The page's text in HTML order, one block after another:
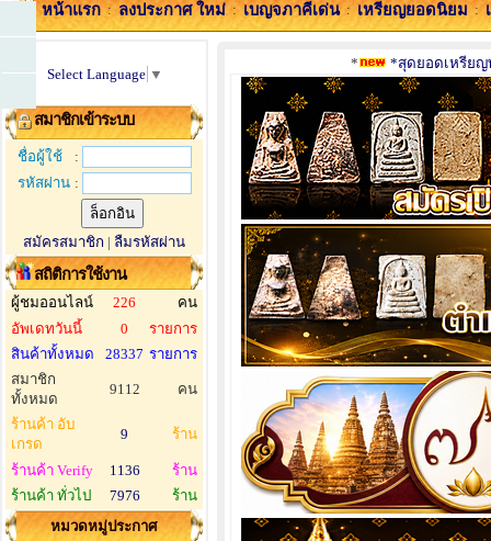
หน้าแรก : ลงประกาศ ใหม่ : เบญจภาคีเด่น : เหรียญยอดนิยม :
Select Language ▼
สมาชิกเข้าระบบ
ชื่อผู้ใช้
:
รหัสผ่าน :
สมัครสมาชิก | ลืมรหัสผ่าน
สถิติการใช้งาน
ผู้ชมออนไลน์ 226
คน
อัพเดทวันนี้
0
รายการ
สินค้าทั้งหมด
28337 รายการ
สมาชิก
ทั้งหมด
9112 คน
ร้านค้า อับ
เกรด
9 ร้าน
ร้านค้า Verify 1136
ร้าน
ร้านค้า ทั่วไป
7976
ร้าน
หมวดหมู่ประกาศ
* *สุดยอดเหรียญ